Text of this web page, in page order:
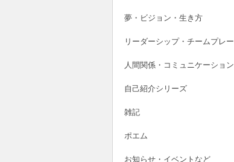
夢・ビジョン・生き方
リーダーシップ・チームプレー
人間関係・コミュニケーション
自己紹介シリーズ
雑記
ポエム
お知らせ・イベントなど